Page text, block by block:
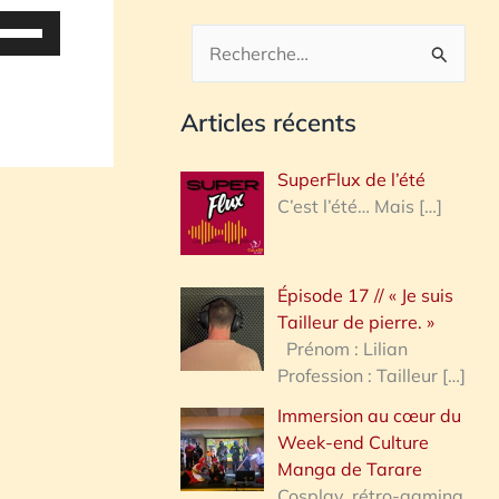
c
h
r
h
e
:
Articles récents
SuperFlux de l’été
C’est l’été… Mais […]
Épisode 17 // « Je suis
Tailleur de pierre. »
Prénom : Lilian
Profession : Tailleur […]
Immersion au cœur du
Week-end Culture
Manga de Tarare